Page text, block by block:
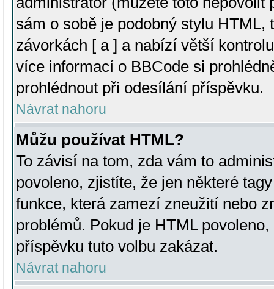
sám o sobě je podobný stylu HTML,
závorkách [ a ] a nabízí větší
více informací o BBCode si
prohlédnout při odesílání příspěvku.
Návrat nahoru
Můžu používat HTML?
To závisí na tom, zda vám to
povoleno, zjistíte, že jen některé
funkce, která zamezí zneužití nebo
problémů. Pokud je HTML
příspěvku tuto volbu zakázat.
Návrat nahoru